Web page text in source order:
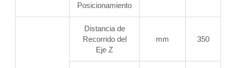
Posicionamiento
Distancia de
Recorrido del
Eje Z
mm 350